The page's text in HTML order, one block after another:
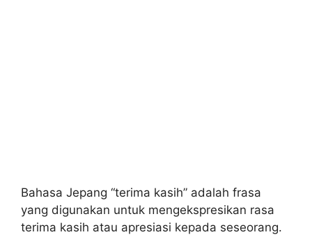
Bahasa Jepang “terima kasih” adalah frasa
yang digunakan untuk mengekspresikan rasa
terima kasih atau apresiasi kepada seseorang.